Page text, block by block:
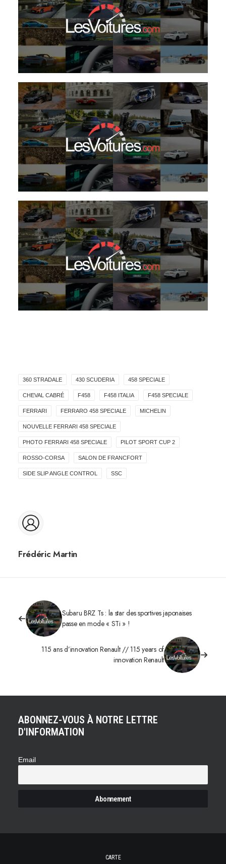
360 STRADALE 430 SCUDERIA 458 SPECIALE
CHEVAL CABRÉ F458 F458 ITALIA F458 SPECIALE
FERRARI FERRARO 458 SPECIALE MICHELIN
NOUVELLE FERRARI 458 SPECIALE
PHOTO FERRARI 458 SPECIALE PILOT SPORT CUP 2
ROSSO-CORSA SALON DE FRANCFORT
SIDE SLIP ANGLE CONTROL SSC
Frédéric Martin
Subaru BRZ Ts : la star des sportives japonaises
passe en mode « STi » !
115 ans d’innovation Renault // 115 years of
innovation Renault
ABONNEZ-VOUS À NOTRE LETTRE
D'INFORMATION
Email
CARTE